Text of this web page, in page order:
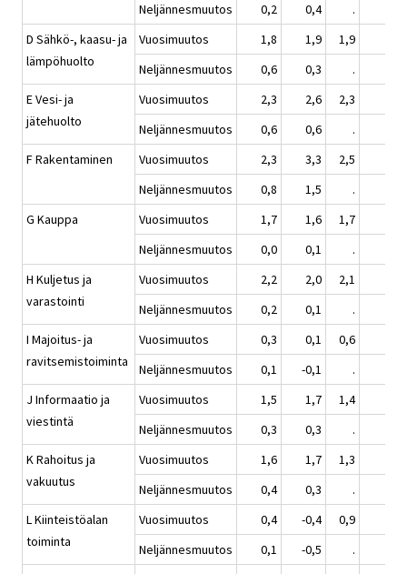
Neljännesmuutos
0,2 0,4 .
D Sähkö-, kaasu- ja
lämpöhuolto
Vuosimuutos 1,8 1,9 1,9
Neljännesmuutos
0,6 0,3 .
E Vesi- ja
jätehuolto
Vuosimuutos 2,3 2,6 2,3
Neljännesmuutos
0,6 0,6 .
F Rakentaminen
Vuosimuutos 2,3 3,3 2,5
Neljännesmuutos
0,8 1,5 .
G Kauppa
Vuosimuutos 1,7 1,6 1,7
Neljännesmuutos
0,0 0,1 .
H Kuljetus ja
varastointi
Vuosimuutos 2,2 2,0 2,1
Neljännesmuutos
0,2 0,1 .
I Majoitus- ja
ravitsemistoiminta
Vuosimuutos 0,3 0,1 0,6
Neljännesmuutos
0,1 -0,1 .
J Informaatio ja
viestintä
Vuosimuutos 1,5 1,7 1,4
Neljännesmuutos
0,3 0,3 .
K Rahoitus ja
vakuutus
Vuosimuutos 1,6 1,7 1,3
Neljännesmuutos
0,4 0,3 .
L Kiinteistöalan
toiminta
Vuosimuutos 0,4 -0,4 0,9
Neljännesmuutos
0,1 -0,5 .